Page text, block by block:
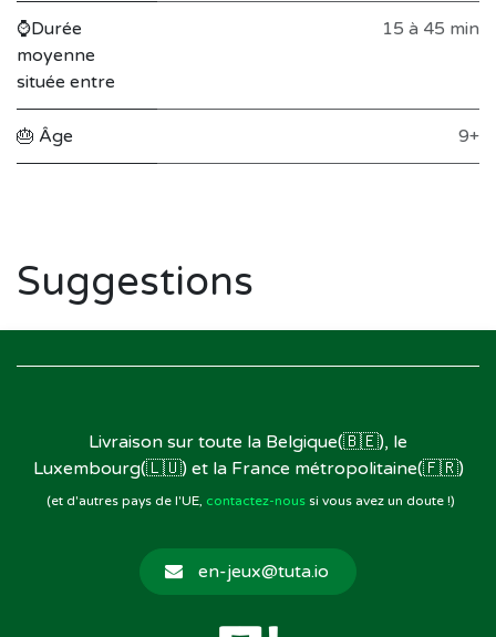
⌚Durée
moyenne
située entre
15 à 45 min
🎂 Âge 9+
Suggestions
Livraison sur toute la Belgique(🇧🇪), le
Luxembourg(🇱🇺) et la France métropolitaine(🇫🇷)
(et d'autres pays de l'UE, contactez-noussi vous avez un doute !)
en-jeux@tuta.io